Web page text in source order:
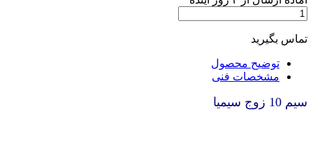
تماس بگیرید
توضیح محصول
مشخصات فنی
سیم 10 زوج سیمیا